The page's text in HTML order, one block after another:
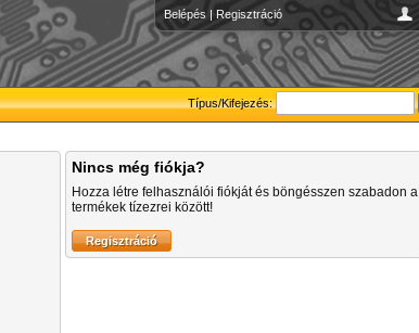
Belépés | Regisztráció
Típus/Kifejezés:
Nincs még fiókja?
Hozza létre felhasználói fiókját és böngésszen szabadon a
termékek tízezrei között!